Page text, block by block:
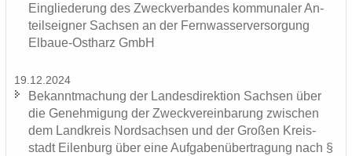
Ein­glie­de­rung des Zweck­ver­ban­des kom­mu­na­ler An­
teils­eig­ner Sach­sen an der Fern­was­ser­ver­sor­gung
Elbaue-​Ostharz GmbH
19.12.2024
Be­kannt­ma­chung der Lan­des­di­rek­ti­on Sach­sen über
die Ge­neh­mi­gung der Zweck­ver­ein­ba­rung zwi­schen
dem Land­kreis Nord­sach­sen und der Gro­ßen Kreis­
stadt Ei­len­burg über eine Auf­ga­ben­über­tra­gung nach §